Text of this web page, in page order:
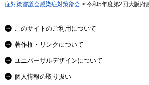
症対策審議会感染症対策部会 > 令和5年度第2回大阪府
このサイトのご利用について
著作権・リンクについて
ユニバーサルデザインについて
個人情報の取り扱い